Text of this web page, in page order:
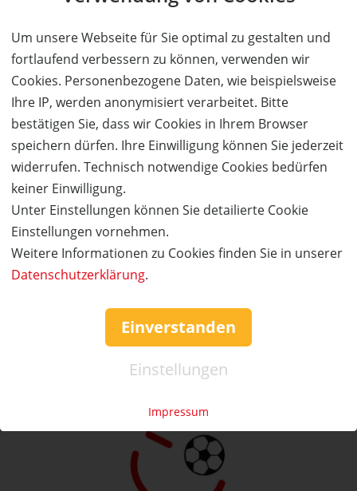
Um unsere Webseite für Sie optimal zu gestalten und
fortlaufend verbessern zu können, verwenden wir
Cookies. Personenbezogene Daten, wie beispielsweise
Ihre IP, werden anonymisiert verarbeitet. Bitte
bestätigen Sie, dass wir Cookies in Ihrem Browser
speichern dürfen. Ihre Einwilligung können Sie jederzeit
widerrufen. Technisch notwendige Cookies bedürfen
keiner Einwilligung.
Unter Einstellungen können Sie detailierte Cookie
Einstellungen vornehmen.
Weitere Informationen zu Cookies finden Sie in unserer
Datenschutzerklärung.
Einverstanden
Einstellungen
Impressum
Details zum Angebot
Die Fußball-Kiddies ARENA bietet mit insgesamt neun
unterschiedlichen Courts in zwei Hallen
abwechslungsreiche Möglichkeiten für den Freizeitkick.
Indoor-Fußballspaß für alle!
Hallenfußball mit der Fun-Garantie – ob im großen
Multicourt oder in den kleinen Boxen.
Auf zum Indoor-Kick in der Fußball-Kiddies ARENA!
Freut euch auf zwei Hallen voller Sport und Spaß!
Details zum Anbieter